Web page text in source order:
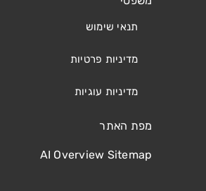
תנאי שימוש
מדיניות פרטיות
מדיניות עוגיות
מפת האתר
AI Overview Sitemap